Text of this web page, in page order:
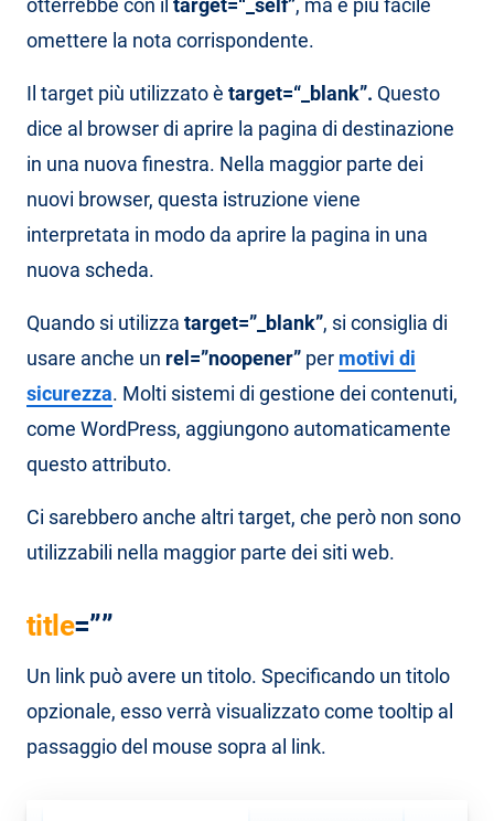
otterrebbe con il target=“_self”, ma è più facile
omettere la nota corrispondente.
Il target più utilizzato è target=“_blank”. Questo
dice al browser di aprire la pagina di destinazione
in una nuova finestra. Nella maggior parte dei
nuovi browser, questa istruzione viene
interpretata in modo da aprire la pagina in una
nuova scheda.
Quando si utilizza target=”_blank”, si consiglia di
usare anche un rel=”noopener” per motivi di
sicurezza. Molti sistemi di gestione dei contenuti,
come WordPress, aggiungono automaticamente
questo attributo.
Ci sarebbero anche altri target, che però non sono
utilizzabili nella maggior parte dei siti web.
title=””
Un link può avere un titolo. Specificando un titolo
opzionale, esso verrà visualizzato come tooltip al
passaggio del mouse sopra al link.